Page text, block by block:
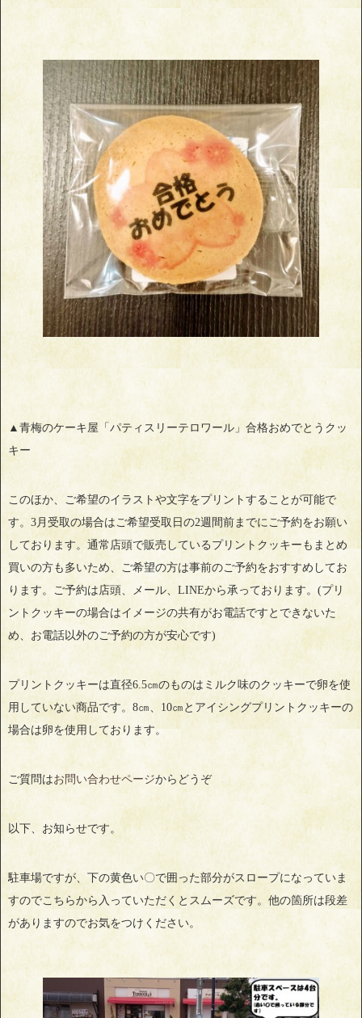
▲青梅のケーキ屋「パティスリーテロワール」合格おめでとうクッ
キー
このほか、ご希望のイラストや文字をプリントすることが可能で
す。3月受取の場合はご希望受取日の2週間前までにご予約をお願い
しております。通常店頭で販売しているプリントクッキーもまとめ
買いの方も多いため、ご希望の方は事前のご予約をおすすめしてお
ります。ご予約は店頭、メール、LINEから承っております。(プリ
ントクッキーの場合はイメージの共有がお電話ですとできないた
め、お電話以外のご予約の方が安心です)
プリントクッキーは直径6.5㎝のものはミルク味のクッキーで卵を使
用していない商品です。8㎝、10㎝とアイシングプリントクッキーの
場合は卵を使用しております。
ご質問はお問い合わせページからどうぞ
以下、お知らせです。
駐車場ですが、下の黄色い〇で囲った部分がスロープになっていま
すのでこちらから入っていただくとスムーズです。他の箇所は段差
がありますのでお気をつけください。